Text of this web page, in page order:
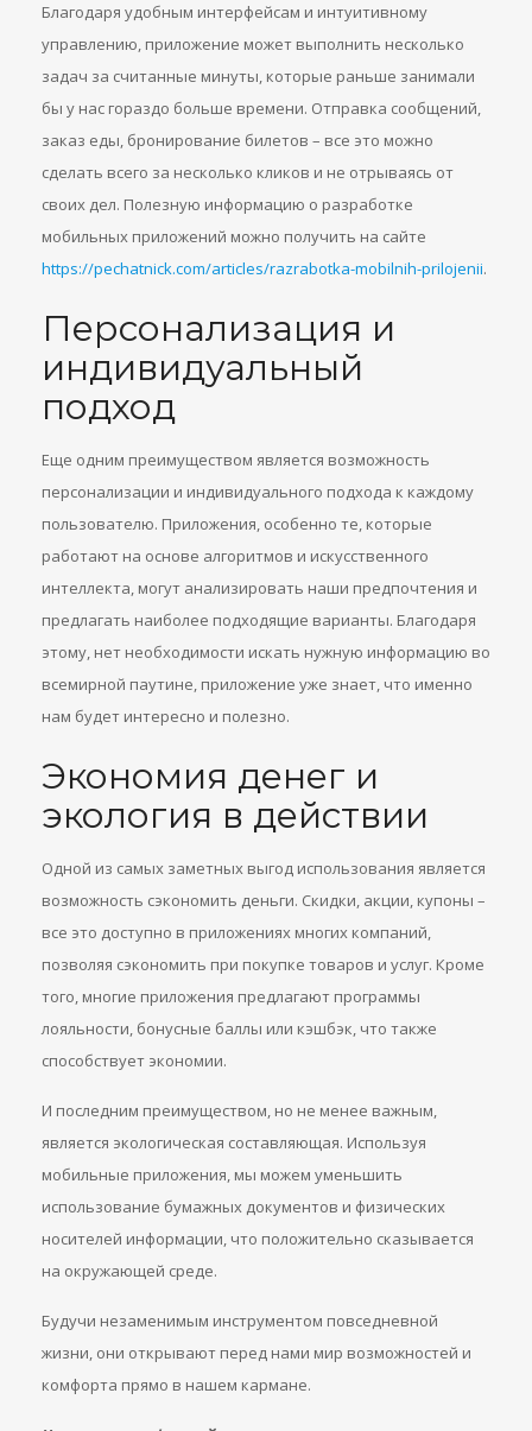
Благодаря удобным интерфейсам и интуитивному
управлению, приложение может выполнить несколько
задач за считанные минуты, которые раньше занимали
бы у нас гораздо больше времени. Отправка сообщений,
заказ еды, бронирование билетов – все это можно
сделать всего за несколько кликов и не отрываясь от
своих дел. Полезную информацию о разработке
мобильных приложений можно получить на сайте
https://pechatnick.com/articles/razrabotka-mobilnih-prilojenii.
Персонализация и
индивидуальный
подход
Еще одним преимуществом является возможность
персонализации и индивидуального подхода к каждому
пользователю. Приложения, особенно те, которые
работают на основе алгоритмов и искусственного
интеллекта, могут анализировать наши предпочтения и
предлагать наиболее подходящие варианты. Благодаря
этому, нет необходимости искать нужную информацию во
всемирной паутине, приложение уже знает, что именно
нам будет интересно и полезно.
Экономия денег и
экология в действии
Одной из самых заметных выгод использования является
возможность сэкономить деньги. Скидки, акции, купоны –
все это доступно в приложениях многих компаний,
позволяя сэкономить при покупке товаров и услуг. Кроме
того, многие приложения предлагают программы
лояльности, бонусные баллы или кэшбэк, что также
способствует экономии.
И последним преимуществом, но не менее важным,
является экологическая составляющая. Используя
мобильные приложения, мы можем уменьшить
использование бумажных документов и физических
носителей информации, что положительно сказывается
на окружающей среде.
Будучи незаменимым инструментом повседневной
жизни, они открывают перед нами мир возможностей и
комфорта прямо в нашем кармане.